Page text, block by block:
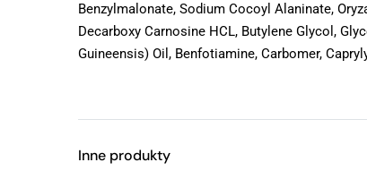
Benzylmalonate, Sodium Cocoyl Alaninate,
Decarboxy Carnosine HCL, Butylene Glycol,
Guineensis) Oil, Benfotiamine, Carbomer,
Inne produkty